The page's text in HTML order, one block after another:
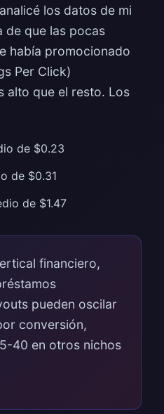
los datos de mi
de que las pocas
había promocionado
Per Click)
alto que el resto. Los
de $0.23
de $0.31
de $1.47
financiero,
pueden oscilar
conversión,
40 en otros nichos